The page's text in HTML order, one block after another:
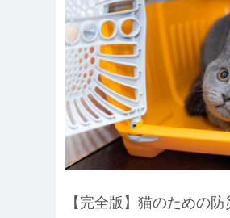
【完全版】猫のための